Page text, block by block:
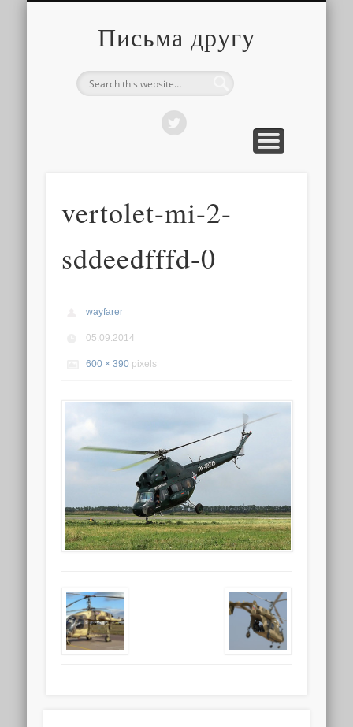
Письма другу
vertolet-mi-2-
sddeedfffd-0
wayfarer
05.09.2014
600 × 390 pixels